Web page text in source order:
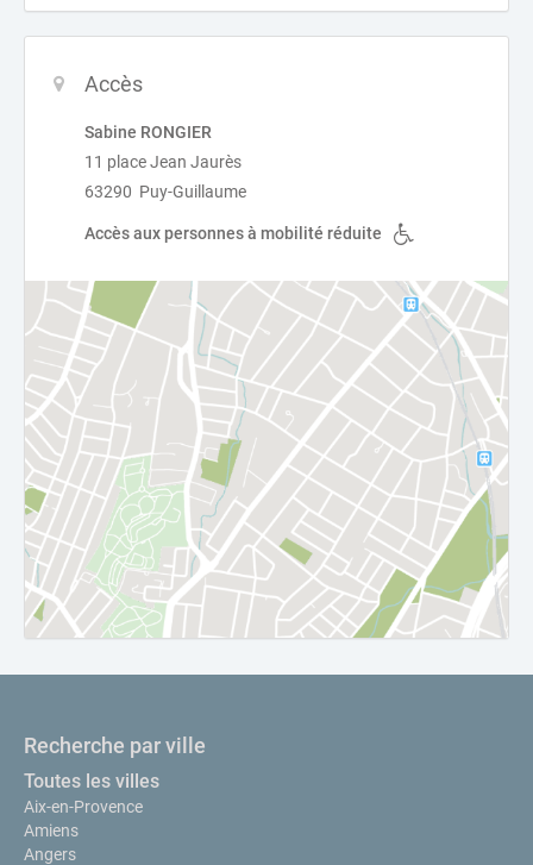
Accès
Sabine RONGIER
11 place Jean Jaurès
63290 Puy-Guillaume
Accès aux personnes à mobilité réduite
Recherche par ville
Toutes les villes
Aix-en-Provence
Amiens
Angers